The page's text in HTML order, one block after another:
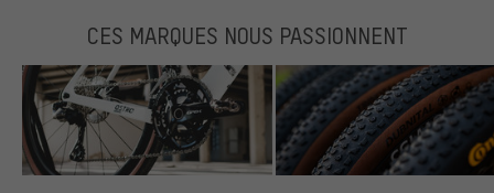
CES MARQUES NOUS PASSIONNENT